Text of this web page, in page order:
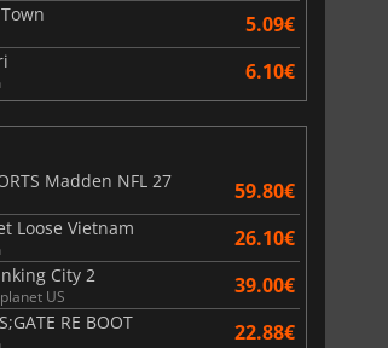
5.09€
6.10€
Madden NFL 27
59.80€
Loose Vietnam 26.10€
City 2
US 39.00€
RE BOOT 22.88€